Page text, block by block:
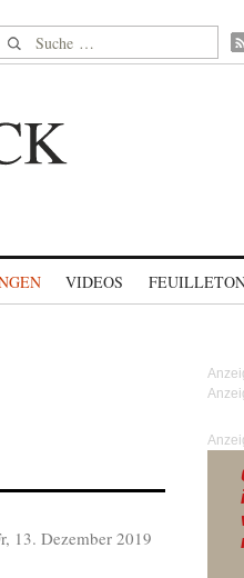
Suche nach:
VIDEOS
13. Dezember 2019